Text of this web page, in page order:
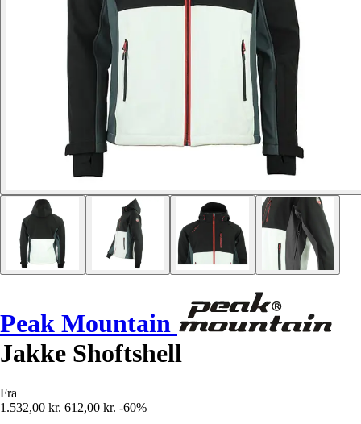
Peak Mountain
Jakke Shoftshell
Fra
1.532,00 kr. 612,00 kr. -60%